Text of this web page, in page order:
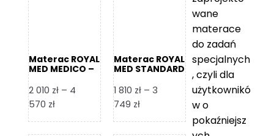
Materac ROYAL
MED MEDICO –
2 010 zł – 4
570 złZakres
od
Materac ROYAL
MED STANDARD
1 810 zł – 3
749 złZakres
od
wane
materace
do zadań
specjalnych
, czyli dla
użytkownikó
w o
pokaźniejsz